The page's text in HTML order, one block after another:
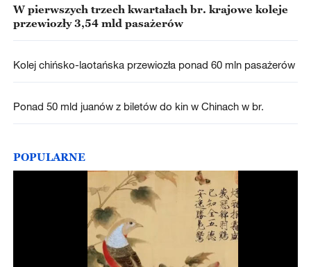
W pierwszych trzech kwartałach br. krajowe koleje
przewiozły 3,54 mld pasażerów
Kolej chińsko-laotańska przewiozła ponad 60 mln pasażerów
Ponad 50 mld juanów z biletów do kin w Chinach w br.
POPULARNE